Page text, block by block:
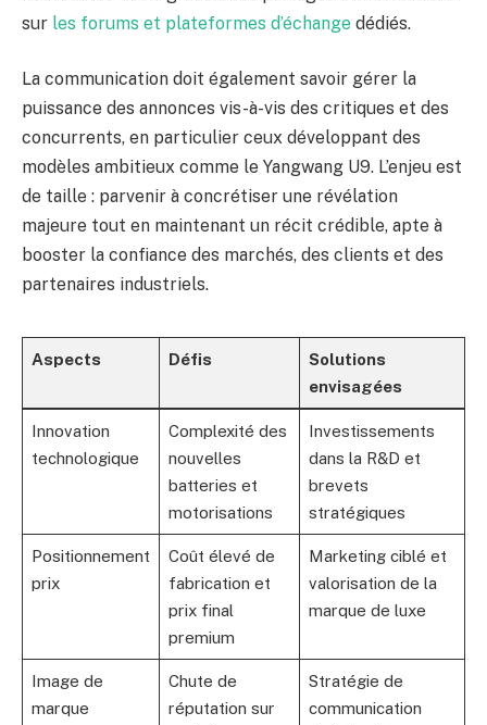
sur les forums et plateformes d’échange dédiés.
La communication doit également savoir gérer la
puissance des annonces vis-à-vis des critiques et des
concurrents, en particulier ceux développant des
modèles ambitieux comme le Yangwang U9. L’enjeu est
de taille : parvenir à concrétiser une révélation
majeure tout en maintenant un récit crédible, apte à
booster la confiance des marchés, des clients et des
partenaires industriels.
Aspects Défis
Solutions
envisagées
Innovation
technologique
Complexité des
nouvelles
batteries et
motorisations
Investissements
dans la R&D et
brevets
stratégiques
Positionnement
prix
Coût élevé de
fabrication et
prix final
premium
Marketing ciblé et
valorisation de la
marque de luxe
Image de
marque
Chute de
réputation sur
Stratégie de
communication